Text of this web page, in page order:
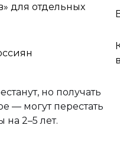
для отдельных
но получать
— могут перестать
2–5 лет.